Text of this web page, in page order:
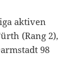
aktiven
(Rang 2),
98